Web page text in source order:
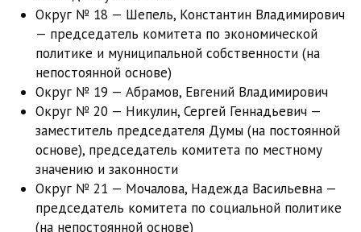
Округ № 18 — Шепель, Константин Владимирович
— председатель комитета по экономической
политике и муниципальной собственности (на
непостоянной основе)
Округ № 19 — Абрамов, Евгений Владимирович
Округ № 20 — Никулин, Сергей Геннадьевич —
заместитель председателя Думы (на постоянной
основе), председатель комитета по местному
значению и законности
Округ № 21 — Мочалова, Надежда Васильевна —
председатель комитета по социальной политике
(на непостоянной основе)